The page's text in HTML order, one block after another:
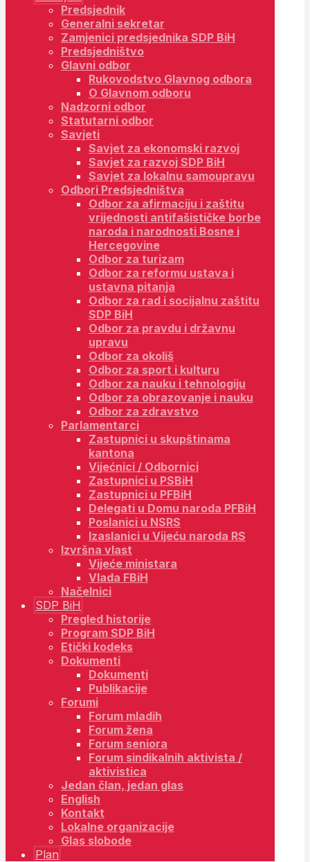
Predsjednik
Generalni sekretar
Zamjenici predsjednika SDP BiH
Predsjedništvo
Glavni odbor
Rukovodstvo Glavnog odbora
O Glavnom odboru
Nadzorni odbor
Statutarni odbor
Savjeti
Savjet za ekonomski razvoj
Savjet za razvoj SDP BiH
Savjet za lokalnu samoupravu
Odbori Predsjedništva
Odbor za afirmaciju i zaštitu
vrijednosti antifašističke borbe
naroda i narodnosti Bosne i
Hercegovine
Odbor za turizam
Odbor za reformu ustava i
ustavna pitanja
Odbor za rad i socijalnu zaštitu
SDP BiH
Odbor za pravdu i državnu
upravu
Odbor za okoliš
Odbor za sport i kulturu
Odbor za nauku i tehnologiju
Odbor za obrazovanje i nauku
Odbor za zdravstvo
Parlamentarci
Zastupnici u skupštinama
kantona
Vijećnici / Odbornici
Zastupnici u PSBiH
Zastupnici u PFBiH
Delegati u Domu naroda PFBiH
Poslanici u NSRS
Izaslanici u Vijeću naroda RS
Izvršna vlast
Vijeće ministara
Vlada FBiH
Načelnici
SDP BiH
Pregled historije
Program SDP BiH
Etički kodeks
Dokumenti
Dokumenti
Publikacije
Forumi
Forum mladih
Forum žena
Forum seniora
Forum sindikalnih aktivista /
aktivistica
Jedan član, jedan glas
English
Kontakt
Lokalne organizacije
Glas slobode
Plan